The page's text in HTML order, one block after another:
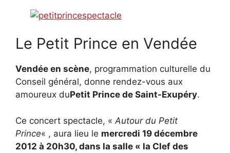
Le Petit Prince en Vendée
Vendée en scène, programmation culturelle du
Conseil général, donne rendez-vous aux
amoureux duPetit Prince de Saint-Exupéry.
Ce concert spectacle, « Autour du Petit
Prince« , aura lieu le mercredi 19 décembre
2012 à 20h30, dans la salle « la Clef des